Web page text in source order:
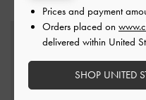
Prices and payment
Orders placed on
delivered within United
SHOP UNITED